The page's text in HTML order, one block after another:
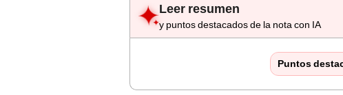
Leer resumen
y puntos destacados de la nota con IA
Puntos